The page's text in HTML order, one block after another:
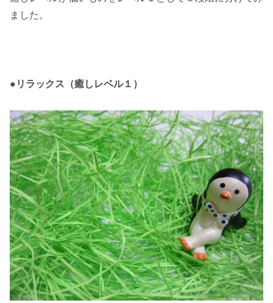
ました。
●リラックス（癒しレベル１）